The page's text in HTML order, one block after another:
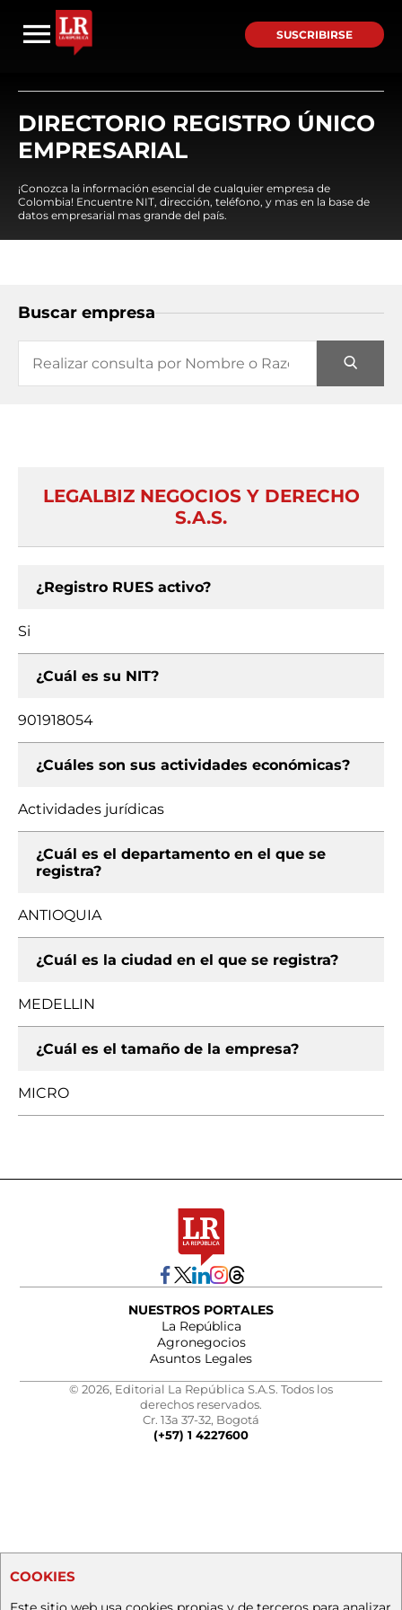
SUSCRIBIRSE
DIRECTORIO REGISTRO ÚNICO
EMPRESARIAL
¡Conozca la información esencial de cualquier empresa de
Colombia! Encuentre NIT, dirección, teléfono, y mas en la base de
datos empresarial mas grande del país.
Buscar empresa
LEGALBIZ NEGOCIOS Y DERECHO
S.A.S.
¿Registro RUES activo?
Si
¿Cuál es su NIT?
901918054
¿Cuáles son sus actividades económicas?
Actividades jurídicas
¿Cuál es el departamento en el que se
registra?
ANTIOQUIA
¿Cuál es la ciudad en el que se registra?
MEDELLIN
¿Cuál es el tamaño de la empresa?
MICRO
NUESTROS PORTALES
La República
Agronegocios
Asuntos Legales
© 2026, Editorial La República S.A.S. Todos los
derechos reservados.
Cr. 13a 37-32, Bogotá
(+57) 1 4227600
COOKIES